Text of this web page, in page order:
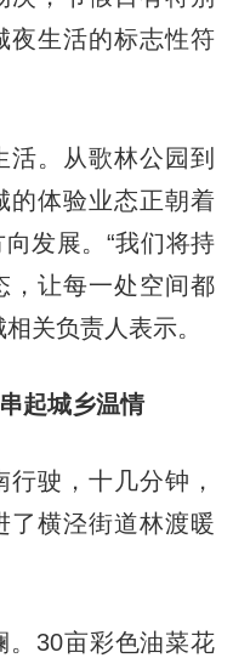
夜生活的标志性符
。从歌林公园到
的体验业态正朝着
发展。“我们将持
，让每一处空间都
关负责人表示。
起城乡温情
驶，十几分钟，
了横泾街道林渡暖
30亩彩色油菜花